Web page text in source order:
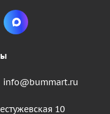
info@bummart.ru
10